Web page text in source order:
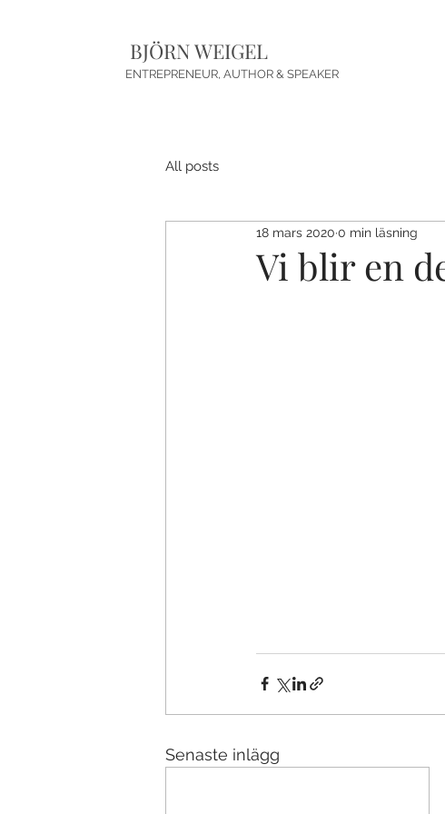
BJÖRN WEIGEL
ENTREPRENEUR, AUTHOR & SPEAKER
All posts
Vi blir en
18 mars 2020 0 min läsning
Senaste inlägg